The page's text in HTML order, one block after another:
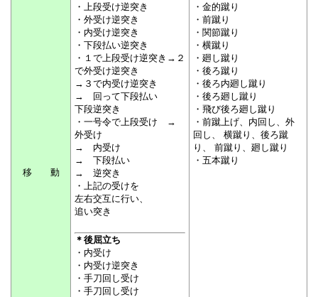
移 動
・上段受け逆突き
・外受け逆突き
・内受け逆突き
・下段払い逆突き
・１で上段受け逆突き→２
で外受け逆突き
→３で内受け逆突き
→ 回って下段払い
下段逆突き
・一号令で上段受け →
外受け
→ 内受け
→ 下段払い
→ 逆突き
・上記の受けを
左右交互に行い、
追い突き
＊後屈立ち
・内受け
・内受け逆突き
・手刀回し受け
・手刀回し受け
・金的蹴り
・前蹴り
・関節蹴り
・横蹴り
・廻し蹴り
・後ろ蹴り
・後ろ内廻し蹴り
・後ろ廻し蹴り
・飛び後ろ廻し蹴り
・前蹴上げ、内回し、外
回し、 横蹴り、後ろ蹴
り、 前蹴り、廻し蹴り
・五本蹴り